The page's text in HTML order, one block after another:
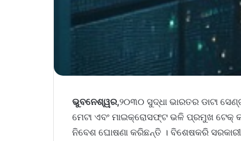
ଭୁବନେଶ୍ୱର,୨୦୩୦ ସୁଦ୍ଧା ଭାରତର ଡାଟା
ମେଟା ଏବଂ ମାଇକ୍ରୋସଫ୍ଟ ଭଳି ପ୍ରମୁଖ ଟେକ୍
ନିବେଶ ଘୋଷଣା କରିଛନ୍ତି । ବିଶେଷକରି